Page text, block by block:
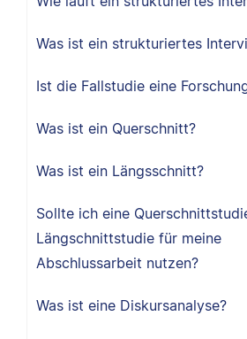
Was ist ein strukturiertes
Ist die Fallstudie eine
Was ist ein Querschnitt?
Was ist ein Längsschnitt?
Sollte ich eine
Längschnittstudie für meine
Abschlussarbeit nutzen?
Was ist eine Diskursanalyse?